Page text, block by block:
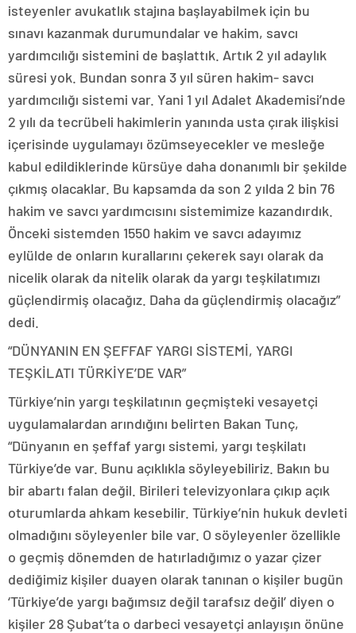
isteyenler avukatlık stajına başlayabilmek için bu
sınavı kazanmak durumundalar ve hakim, savcı
yardımcılığı sistemini de başlattık. Artık 2 yıl adaylık
süresi yok. Bundan sonra 3 yıl süren hakim- savcı
yardımcılığı sistemi var. Yani 1 yıl Adalet Akademisi’nde
2 yılı da tecrübeli hakimlerin yanında usta çırak ilişkisi
içerisinde uygulamayı özümseyecekler ve mesleğe
kabul edildiklerinde kürsüye daha donanımlı bir şekilde
çıkmış olacaklar. Bu kapsamda da son 2 yılda 2 bin 76
hakim ve savcı yardımcısını sistemimize kazandırdık.
Önceki sistemden 1550 hakim ve savcı adayımız
eylülde de onların kurallarını çekerek sayı olarak da
nicelik olarak da nitelik olarak da yargı teşkilatımızı
güçlendirmiş olacağız. Daha da güçlendirmiş olacağız”
dedi.
“DÜNYANIN EN ŞEFFAF YARGI SİSTEMİ, YARGI
TEŞKİLATI TÜRKİYE’DE VAR”
Türkiye’nin yargı teşkilatının geçmişteki vesayetçi
uygulamalardan arındığını belirten Bakan Tunç,
“Dünyanın en şeffaf yargı sistemi, yargı teşkilatı
Türkiye’de var. Bunu açıklıkla söyleyebiliriz. Bakın bu
bir abartı falan değil. Birileri televizyonlara çıkıp açık
oturumlarda ahkam kesebilir. Türkiye’nin hukuk devleti
olmadığını söyleyenler bile var. O söyleyenler özellikle
o geçmiş dönemden de hatırladığımız o yazar çizer
dediğimiz kişiler duayen olarak tanınan o kişiler bugün
‘Türkiye’de yargı bağımsız değil tarafsız değil’ diyen o
kişiler 28 Şubat’ta o darbeci vesayetçi anlayışın önüne